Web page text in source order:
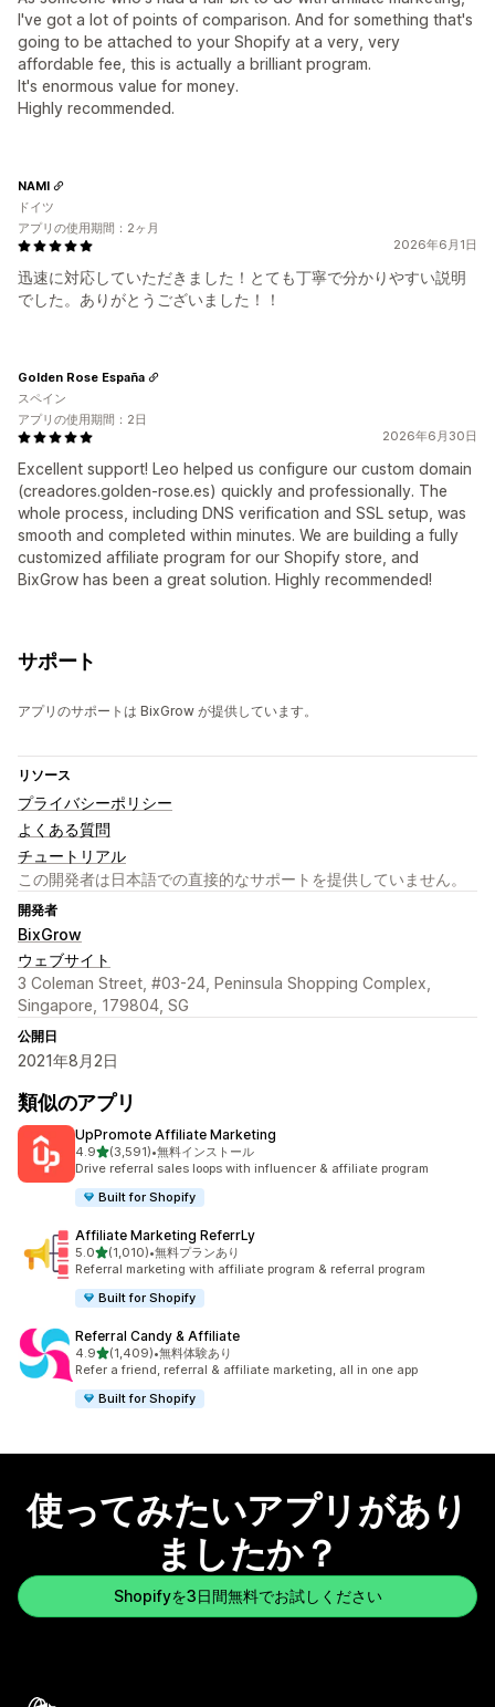
I've got a lot of points of comparison. And for something that's
going to be attached to your Shopify at a very, very
affordable fee, this is actually a brilliant program.
It's enormous value for money.
Highly recommended.
2026年6月1日
迅速に対応していただきました！とても丁寧で分かりやすい説明
でした。ありがとうございました！！
NAMI
ドイツ
アプリの使用期間：2ヶ月
2026年6月30日
Excellent support! Leo helped us configure our custom domain
(creadores.golden-rose.es) quickly and professionally. The
whole process, including DNS verification and SSL setup, was
smooth and completed within minutes. We are building a fully
customized affiliate program for our Shopify store, and
BixGrow has been a great solution. Highly recommended!
Golden Rose España
スペイン
アプリの使用期間：2日
サポート
アプリのサポートは BixGrow が提供しています。
リソース
プライバシーポリシー
よくある質問
チュートリアル
この開発者は日本語での直接的なサポートを提供していません。
開発者
BixGrow
ウェブサイト
3 Coleman Street, #03-24, Peninsula Shopping Complex,
Singapore, 179804, SG
公開日
2021年8月2日
類似のアプリ
UpPromote Affiliate Marketing
4.95つ星中
(3,591)
合計レビュー数：3591件
•無料インストール
Drive referral sales loops with influencer & affiliate program
Built for Shopify
Affiliate Marketing ReferrLy
5.05つ星中
(1,010)
合計レビュー数：1010件
•無料プランあり
Referral marketing with affiliate program & referral program
Built for Shopify
Referral Candy & Affiliate
4.95つ星中
(1,409)
合計レビュー数：1409件
•無料体験あり
Refer a friend, referral & affiliate marketing, all in one app
Built for Shopify
使ってみたいアプリがあり
ましたか？
Shopifyを3日間無料でお試しください